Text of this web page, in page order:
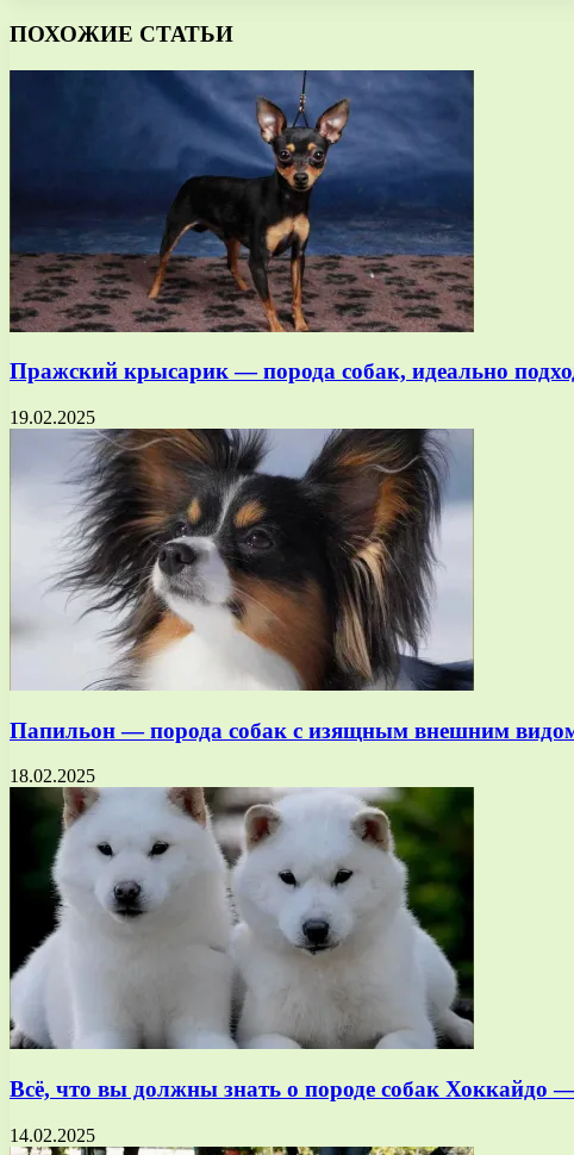
ПОХОЖИЕ СТАТЬИ
Пражский крысарик — порода собак, идеально
19.02.2025
Папильон — порода собак с изящным внешним
18.02.2025
Всё, что вы должны знать о породе собак Хоккайдо
14.02.2025